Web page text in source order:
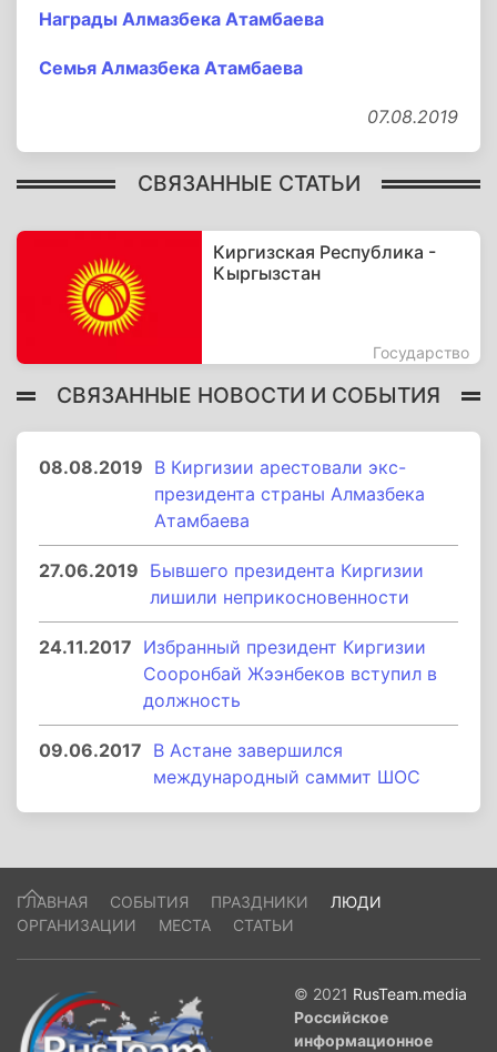
Награды Алмазбека Атамбаева
Семья Алмазбека Атамбаева
07.08.2019
СВЯЗАННЫЕ СТАТЬИ
Киргизская Республика -
Кыргызстан
Государство
СВЯЗАННЫЕ НОВОСТИ И СОБЫТИЯ
08.08.2019 В Киргизии арестовали экс-
президента страны Алмазбека
Атамбаева
27.06.2019 Бывшего президента Киргизии
лишили неприкосновенности
24.11.2017 Избранный президент Киргизии
Сооронбай Жээнбеков вступил в
должность
09.06.2017 В Астане завершился
международный саммит ШОС
ГЛАВНАЯ СОБЫТИЯ ПРАЗДНИКИ
ЛЮДИ
ОРГАНИЗАЦИИ
МЕСТА СТАТЬИ
© 2021 RusTeam.media
Российское
информационное